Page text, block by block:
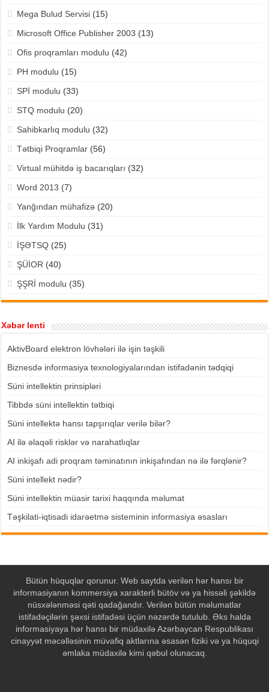
Mega Bulud Servisi(15)
Microsoft Office Publisher 2003 (13)
Ofis proqramları modulu (42)
PH modulu (15)
SPİ modulu (33)
STQ modulu (20)
Sahibkarlıq modulu (32)
Tətbiqi Proqramlar(56)
Virtual mühitdə iş bacarıqları (32)
Word 2013 (7)
Yanğından mühafizə(20)
İlk Yardım Modulu (31)
İŞƏTSQ(25)
ŞÜİOR (40)
ŞŞRİ modulu (35)
Xəbər lenti
AktivBoard elektron lövhələri ilə işin təşkili
Biznesdə informasiya texnologiyalarından istifadənin tədqiqi
Süni intellektin prinsipləri
Tibbdə süni intellektin tətbiqi
Süni intellektə hansı tapşırıqlar verilə bilər?
AI ilə əlaqəli risklər və narahatlıqlar
AI inkişafı adi proqram təminatının inkişafından nə ilə fərqlənir?
Süni intellekt nədir?
Süni intellektin müasir tarixi haqqında məlumat
Təşkilati-iqtisadi idarəetmə sisteminin informasiya əsasları
Bütün hüquqlar qorunur. Web saytda verilən hər hansı bir
informasiyanın kommersiya xarakterli bütöv və ya hissəli şəkildə
nüsxələnməsi qəti qadağandır. Verilən bütün məlumatlar
istifadəçilərin şəxsi istifadəsi üçün nəzərdə tutulub. Əks halda
informasiyaya hər hansı bir müdaxilə Azərbaycan Respublikası
cinayyət məcəlləsinin müvafiq aktlarına əsasən fiziki və ya hüquqi
əmlaka müdaxilə kimi qəbul olunacaq.